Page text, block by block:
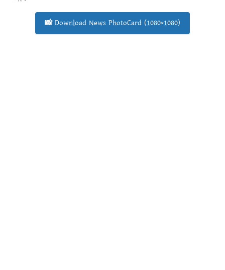
📸 Download News PhotoCard (1080×1080)